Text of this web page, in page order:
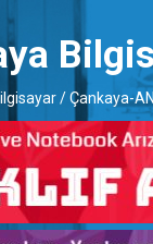
/ Çankaya-